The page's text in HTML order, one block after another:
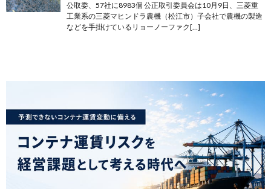
公取委、57社に8983個 公正取引委員会は10月9日、三菱重
工業系の三菱マヒンドラ農機（松江市）子会社で農機の製造
などを手掛けているリョーノーファク[…]